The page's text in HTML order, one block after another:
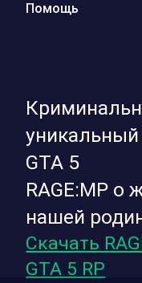
уникальный
GTA 5
RAGE:MP о
нашей
Скачать
GTA 5 RP
Помощь